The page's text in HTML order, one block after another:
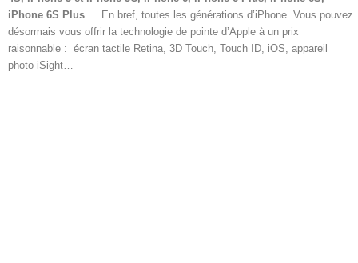
iPhone 6S Plus …. En bref, toutes les générations d’iPhone. Vous pouvez
désormais vous offrir la technologie de pointe d’Apple à un prix
raisonnable : écran tactile Retina, 3D Touch, Touch ID, iOS, appareil
photo iSight…